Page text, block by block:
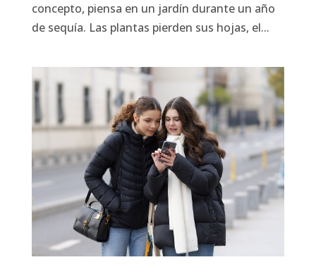
concepto, piensa en un jardín durante un año
de sequía. Las plantas pierden sus hojas, el...